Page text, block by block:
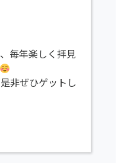
毎年楽しく拝見
非ぜひゲットし